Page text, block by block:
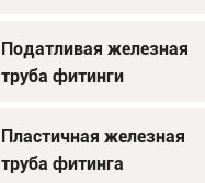
Податливая железная
труба фитинги
Пластичная железная
труба фитинга